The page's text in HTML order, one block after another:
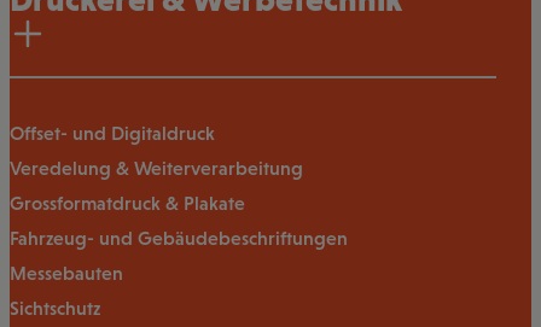
Offset- und Digitaldruck
Veredelung & Weiterverarbeitung
Grossformatdruck & Plakate
Fahrzeug- und Gebäudebeschriftungen
Messebauten
Sichtschutz